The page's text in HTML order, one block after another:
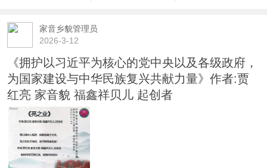
家音乡貌管理员
2026-3-12
《拥护以习近平为核心的党中央以及各级政府，
为国家建设与中华民族复兴共献力量》作者:贾
红亮 家音貌 福鑫祥贝儿 起创者